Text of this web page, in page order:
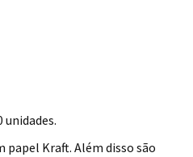
unidades.
papel Kraft. Além disso são